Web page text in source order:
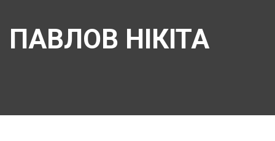
ПАВЛОВ НІКІТА